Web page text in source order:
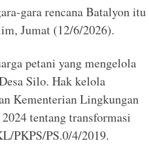
gara rencana Batalyon itu
Jumat (12/6/2026).
petani yang mengelola
Silo. Hak kelola
Kementerian Lingkungan
tentang transformasi
PKPS/PS.0/4/2019.